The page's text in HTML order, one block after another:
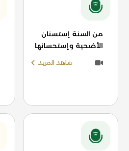
من السنة إستسنان
الأضحية وإستحسانها
شاهد المزيد